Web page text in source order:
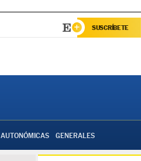
SUSCRÍBETE
AUTONÓMICAS GENERALES